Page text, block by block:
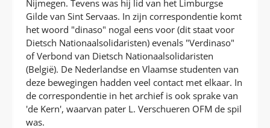
Nijmegen. Tevens was hij lid van het Limburgse
Gilde van Sint Servaas. In zijn correspondentie komt
het woord "dinaso" nogal eens voor (dit staat voor
Dietsch Nationaalsolidaristen) evenals "Verdinaso"
of Verbond van Dietsch Nationaalsolidaristen
(België). De Nederlandse en Vlaamse studenten van
deze bewegingen hadden veel contact met elkaar. In
de correspondentie in het archief is ook sprake van
'de Kern', waarvan pater L. Verschueren OFM de spil
was.